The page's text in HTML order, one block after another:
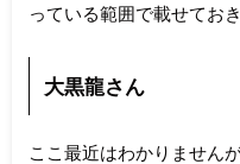
っている範囲で載せておき
大黒龍さん
ここ最近はわかりません